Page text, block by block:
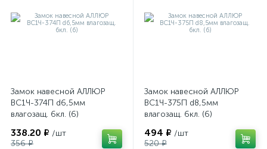
Замок навесной АЛЛЮР
ВС1Ч-374П d6,5мм
влагозащ. 6кл. (6)
338.20 ₽ /шт
356 ₽
Замок навесной АЛЛЮР
ВС1Ч-375П d8,5мм
влагозащ. 6кл. (6)
494 ₽ /шт
520 ₽